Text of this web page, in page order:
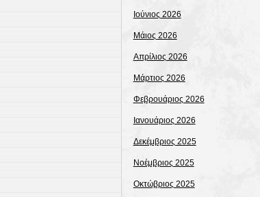
ERASMUSΙούνιος 2026
Μάιος 2026
Απρίλιος 2026
Μάρτιος 2026
Φεβρουάριος 2026
Ιανουάριος 2026
Δεκέμβριος 2025
Νοέμβριος 2025
Οκτώβριος 2025